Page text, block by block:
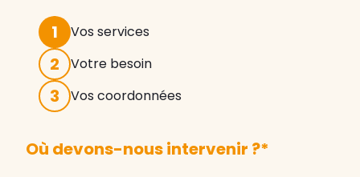
1 Vos services
2 Votre besoin
3 Vos coordonnées
Où devons-nous intervenir ?*